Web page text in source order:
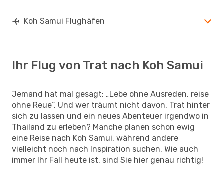
Koh Samui Flughäfen
Ihr Flug von Trat nach Koh Samui
Jemand hat mal gesagt: „Lebe ohne Ausreden, reise
ohne Reue“. Und wer träumt nicht davon, Trat hinter
sich zu lassen und ein neues Abenteuer irgendwo in
Thailand zu erleben? Manche planen schon ewig
eine Reise nach Koh Samui, während andere
vielleicht noch nach Inspiration suchen. Wie auch
immer Ihr Fall heute ist, sind Sie hier genau richtig!